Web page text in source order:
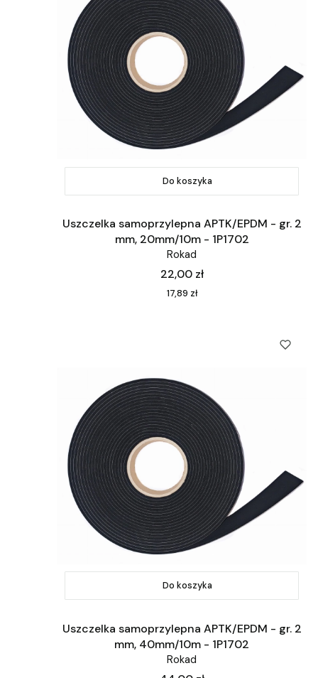
Do koszyka
Uszczelka samoprzylepna APTK/EPDM - gr. 2
mm, 20mm/10m - 1P1702
Rokad
Cena
22,00 zł
Cena
17,89 zł
Do koszyka
Uszczelka samoprzylepna APTK/EPDM - gr. 2
mm, 40mm/10m - 1P1702
Rokad